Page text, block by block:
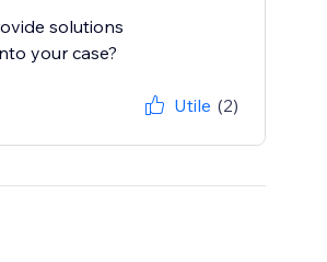
solutions
your case?
Utile (2)